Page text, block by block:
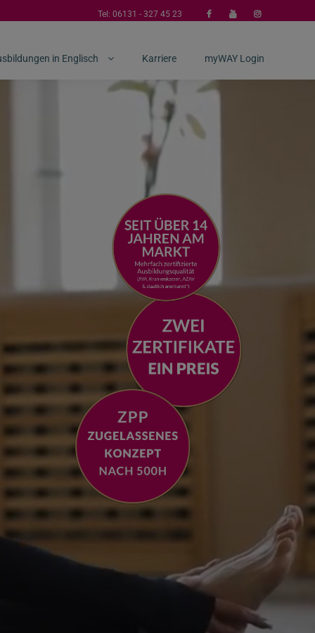
Tel: 06131 - 327 45 23
in Englisch Karriere myWAY Login